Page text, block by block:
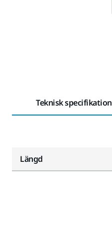
Teknisk specifikation
Längd